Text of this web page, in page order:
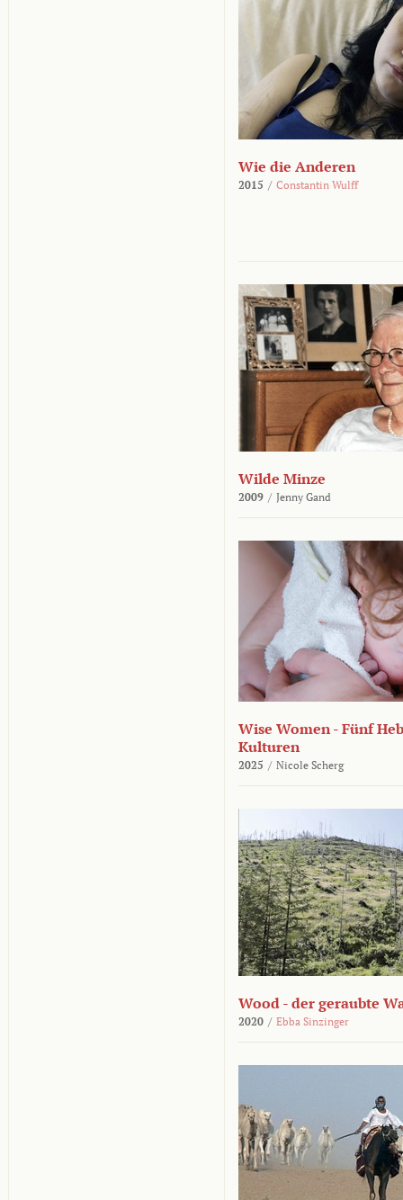
Wie die Anderen
2015 / Constantin Wulff
Wilde Minze
2009 / Jenny Gand
Wise Women - Fünf
Kulturen
2025 / Nicole Scherg
Wood - der geraubte
2020 / Ebba Sinzinger